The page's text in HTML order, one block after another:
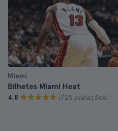
Miami
Bilhetes Miami Heat
4.8 (725 avaliações)